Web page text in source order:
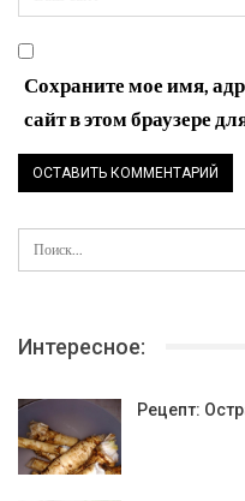
Сохраните мое имя,
сайт в этом браузере
Интересное:
Рецепт: